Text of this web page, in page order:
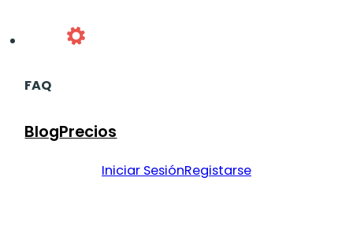
FAQ
BlogPrecios
Iniciar SesiónRegistarse